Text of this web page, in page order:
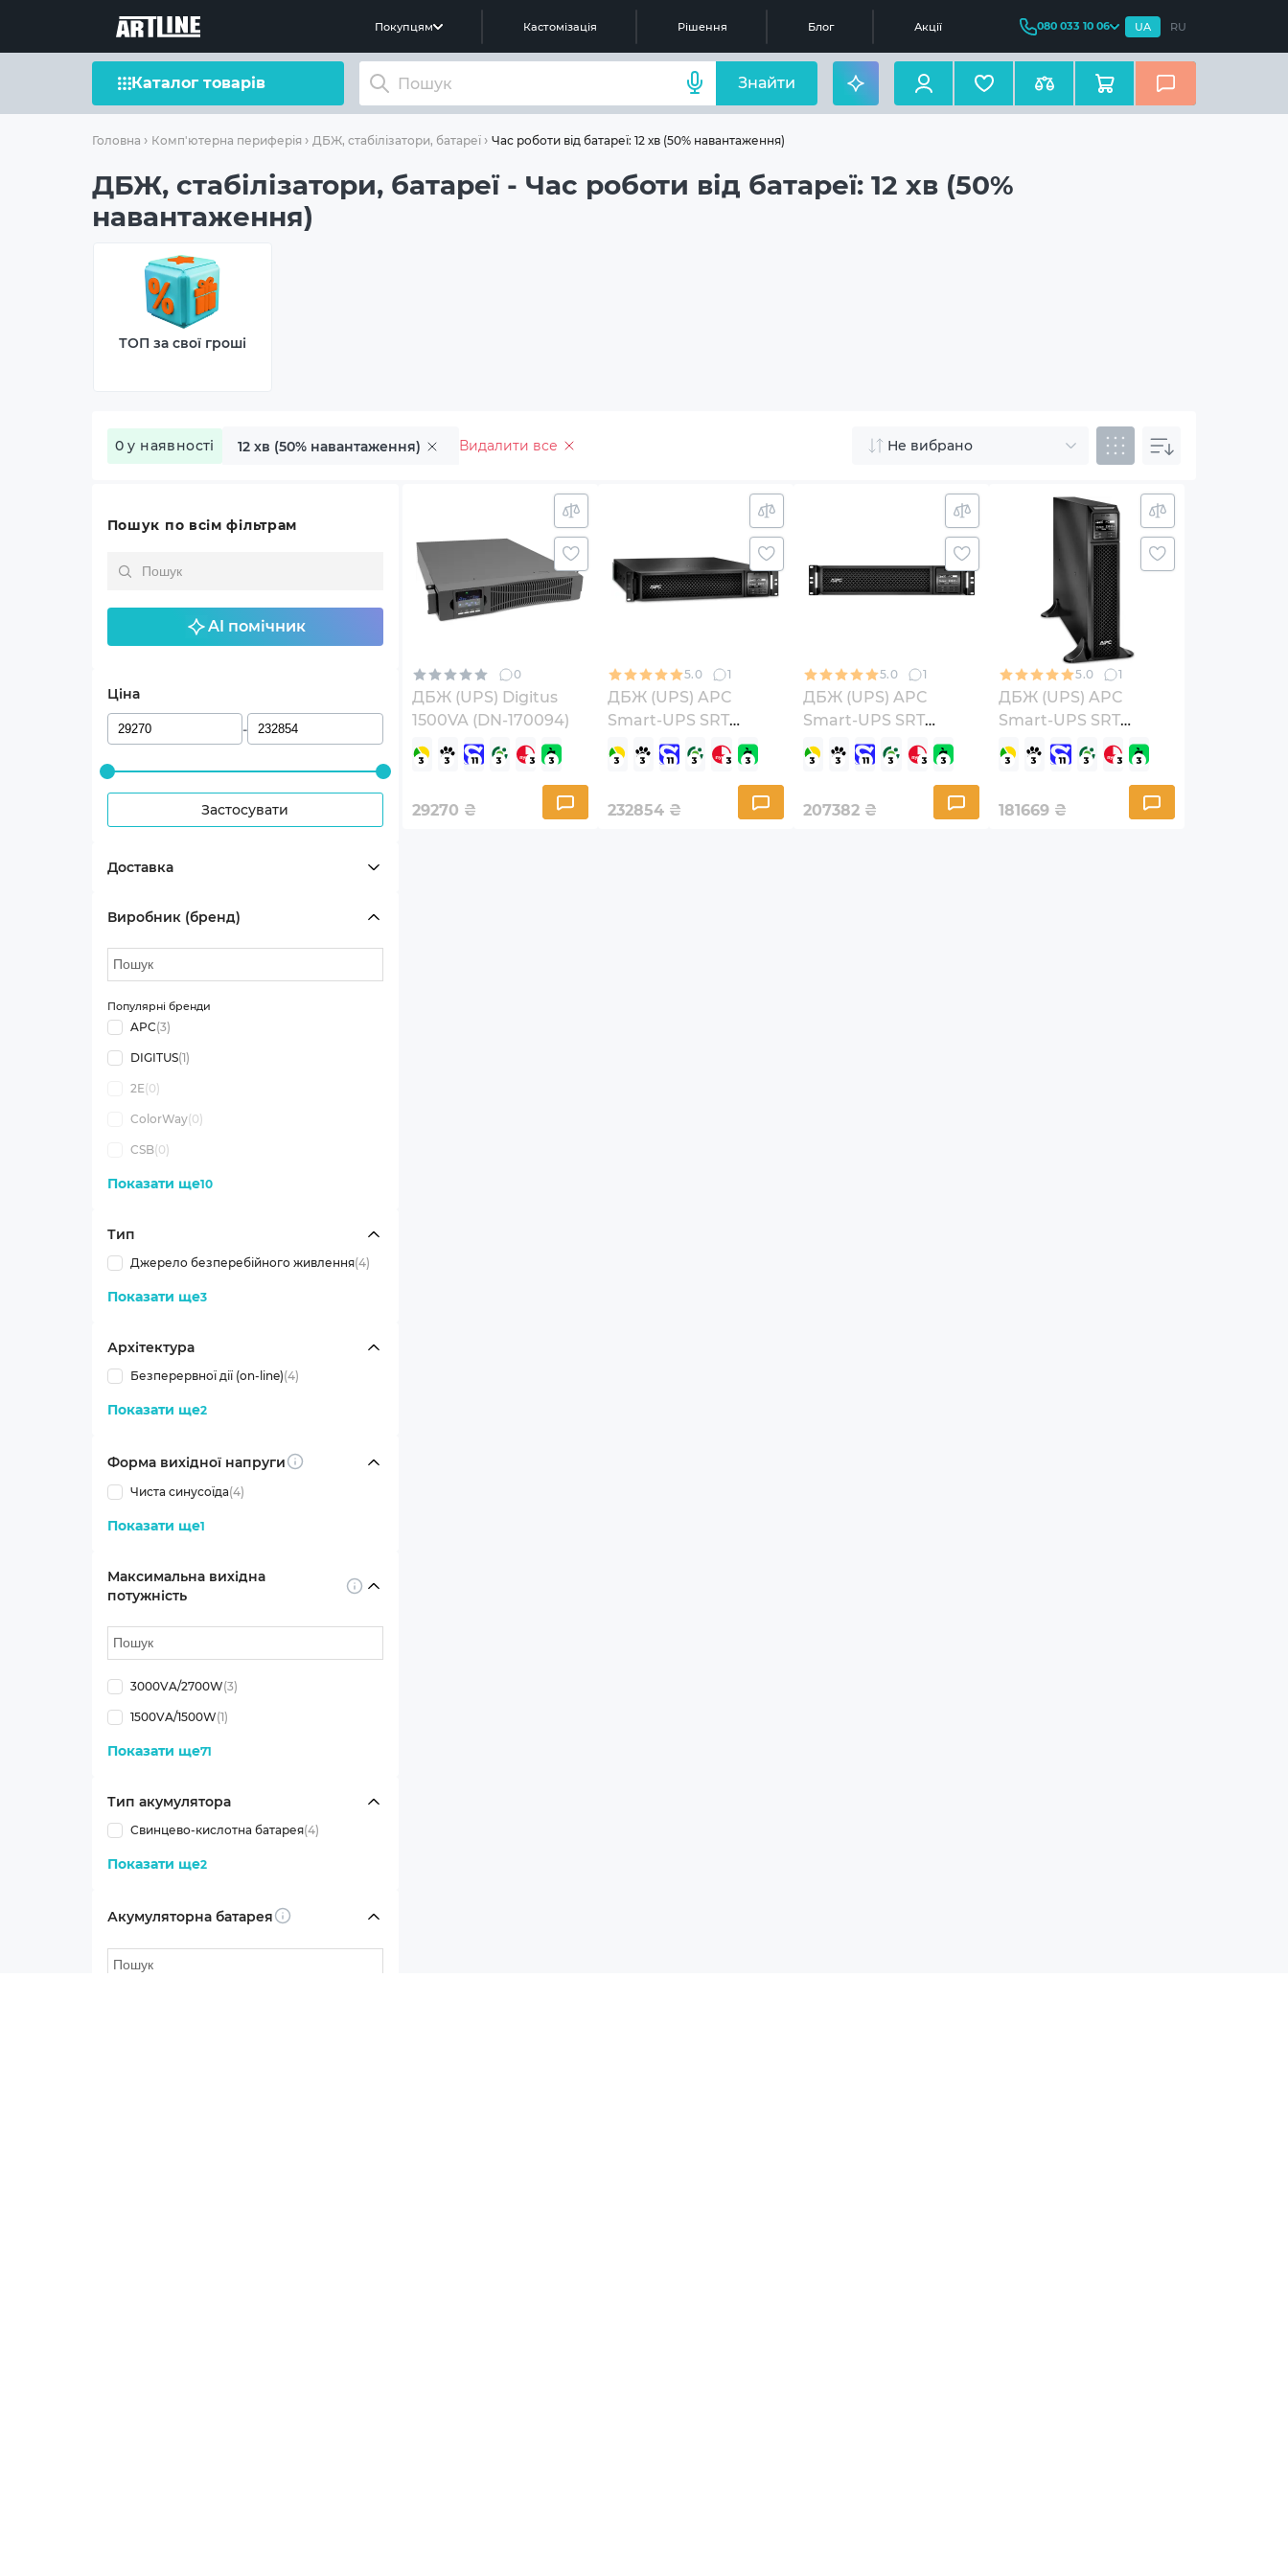
Покупцям Кастомізація Рішення Блог Акції 080 033 10 06 UA RU
Каталог товарів Знайти
Головна Комп'ютерна периферія ДБЖ, стабілізатори, батареї Час роботи від батареї: 12 хв (50% навантаження)
ДБЖ, стабілізатори, батареї - Час роботи від батареї: 12 хв (50%
навантаження)
ТОП за свої гроші
0 у наявності 12 хв (50% навантаження) Видалити все Не вибрано
Пошук по всім фільтрам
AI помічник
Ціна
-
Застосувати
Доставка
Виробник (бренд)
Популярні бренди
APC(3)
DIGITUS(1)
2E(0)
ColorWay(0)
CSB(0)
Показати ще10
Тип
Джерело безперебійного живлення(4)
Показати ще3
Архітектура
Безперервної дії (on-line)(4)
Показати ще2
Форма вихідної напруги
Info
Чиста синусоїда(4)
Показати ще1
Максимальна вихідна
потужність
Info
3000VA/2700W(3)
1500VA/1500W(1)
Показати ще71
Тип акумулятора
Свинцево-кислотна батарея(4)
Показати ще2
Акумуляторна батарея Info
0
ДБЖ (UPS) Digitus
1500VA (DN-170094)
29270 ₴
5.0 1
ДБЖ (UPS) APC
Smart-UPS SRT
3000VA RM-NC
(SRT3000RMXLI-NC)
232854 ₴
5.0 1
ДБЖ (UPS) APC
Smart-UPS SRT
3000VA RM
(SRT3000RMXLI)
207382 ₴
5.0 1
ДБЖ (UPS) APC
Smart-UPS SRT
3000VA (SRT3000XLI)
181669 ₴